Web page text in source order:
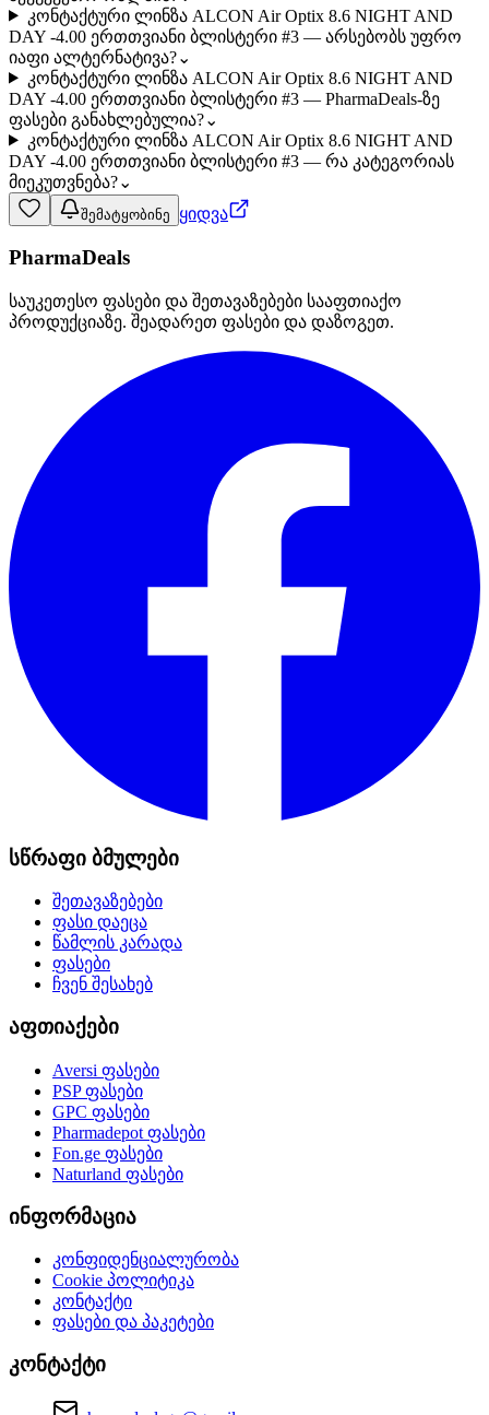
კონტაქტური ლინზა ALCON Air Optix 8.6 NIGHT AND
DAY -4.00 ერთთვიანი ბლისტერი #3 — არსებობს უფრო
იაფი ალტერნატივა?⌄
კონტაქტური ლინზა ALCON Air Optix 8.6 NIGHT AND
DAY -4.00 ერთთვიანი ბლისტერი #3 — PharmaDeals-ზე
ფასები განახლებულია?⌄
კონტაქტური ლინზა ALCON Air Optix 8.6 NIGHT AND
DAY -4.00 ერთთვიანი ბლისტერი #3 — რა კატეგორიას
მიეკუთვნება?⌄
შემატყობინე ყიდვა
PharmaDeals
საუკეთესო ფასები და შეთავაზებები სააფთიაქო
პროდუქციაზე. შეადარეთ ფასები და დაზოგეთ.
სწრაფი ბმულები
შეთავაზებები
ფასი დაეცა
წამლის კარადა
ფასები
ჩვენ შესახებ
აფთიაქები
Aversi ფასები
PSPფასები
GPC ფასები
Pharmadepot ფასები
Fon.ge ფასები
Naturland ფასები
ინფორმაცია
კონფიდენციალურობა
Cookie პოლიტიკა
კონტაქტი
ფასები და პაკეტები
კონტაქტი